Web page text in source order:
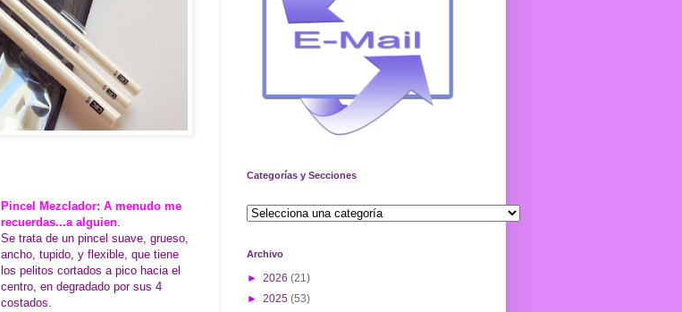
Pincel Mezclador: A menudo me
recuerdas...a alguien.
Se trata de un pincel suave, grueso,
ancho, tupido, y flexible, que tiene
los pelitos cortados a pico hacia el
centro, en degradado por sus 4
costados.
Categorías y Secciones
Archivo
► 2026 (21)
► 2025 (53)